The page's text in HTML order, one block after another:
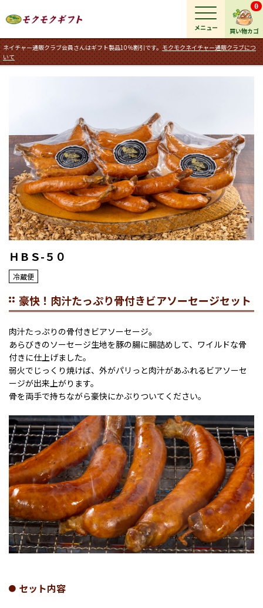
買い物カゴ
0
ネイチャー通販クラブ会員さんはギフト製品10％割引です。 モクモクネイチャー通販クラブにつ
いて
メニュー
ＨＢＳ-５０
冷蔵便
豪快！肉汁たっぷり骨付きビアソーセージセット
肉汁たっぷりの骨付きビアソーセージ。
あらびきのソーセージ生地を豚の腸に腸詰めして、ワイルドな骨
付きに仕上げました。
弱火でじっくり焼けば、外がパリっと肉汁があふれるビアソーセ
ージが出来上がります。
骨を両手で持ちながら豪快にかぶりついてください。
セット内容